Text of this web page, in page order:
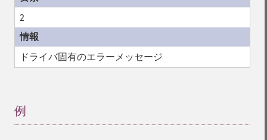
2
ドライバ固有のエラーメッセージ
例